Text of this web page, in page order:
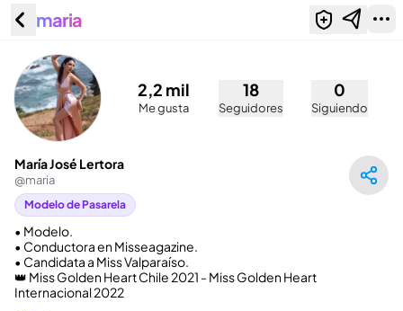
María José Lertora (@maria)
maria
2,2 mil
Me gusta
18
Seguidores
0
Siguiendo
María José Lertora
@maria
Modelo de Pasarela
• Modelo.
• Conductora en Misseagazine.
• Candidata a Miss Valparaíso.
👑 Miss Golden Heart Chile 2021 - Miss Golden Heart
Internacional 2022